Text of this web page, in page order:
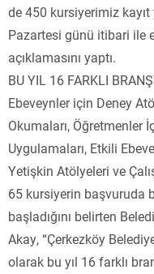
de 450 kursiyerimiz kayıt
Pazartesi günü itibari ile
açıklamasını yaptı.
BU YIL 16 FARKLI
Ebeveynler için Deney
Okumaları, Öğretmenler
Uygulamaları, Etkili
Yetişkin Atölyeleri ve
65 kursiyerin başvuruda
başladığını belirten
Akay, “Çerkezköy
olarak bu yıl 16 farklı